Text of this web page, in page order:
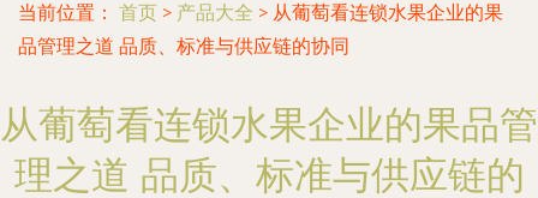
当前位置： 首页 > 产品大全 > 从葡萄看连锁水果企业的果
品管理之道 品质、标准与供应链的协同
从葡萄看连锁水果企业的果品管
理之道 品质、标准与供应链的